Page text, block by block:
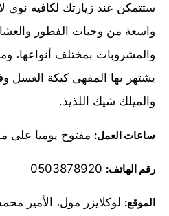
ستتمكن عند زيارتك لكافيه نوى
واسعة من وجبات الفطور
والمشروبات بمختلف أنواعها،
يشتهر بها المقهى كيكة العسل
والميلك شيك اللذيذ.
ساعات العمل: مفتوح يوميا على مدار ال
رقم الهاتف:
الموقع: لوكلايزر مول، الأمير